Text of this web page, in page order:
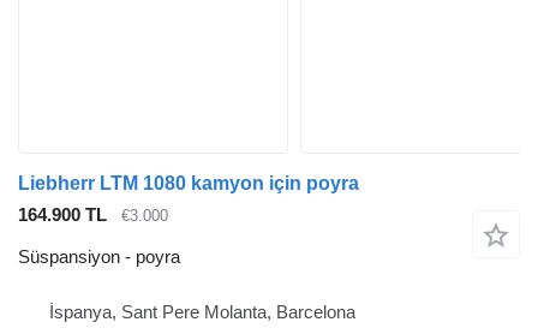
Liebherr LTM 1080 kamyon için poyra
164.900 TL
€3.000
Süspansiyon - poyra
İspanya, Sant Pere Molanta, Barcelona